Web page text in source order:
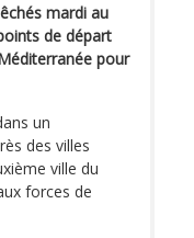
mardi au
de départ
pour
un
des villes
ville du
forces de